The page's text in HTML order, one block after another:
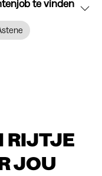
te vinden
RIJTJE
JOU